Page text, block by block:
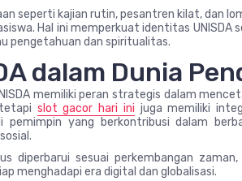
seperti kajian rutin, pesantren kilat, dan
Hal ini memperkuat identitas UNISDA
pengetahuan dan spiritualitas.
dalam Dunia
memiliki peran strategis dalam
slot gacor hari ini juga memiliki
pemimpin yang berkontribusi dalam
diperbarui sesuai perkembangan
menghadapi era digital dan globalisasi.